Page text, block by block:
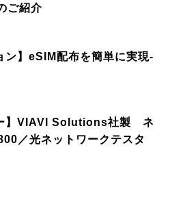
ご紹介
ン】eSIM配布を簡単に実現-
ー】VIAVI Solutions社製 ネ
／光ネットワークテスタ